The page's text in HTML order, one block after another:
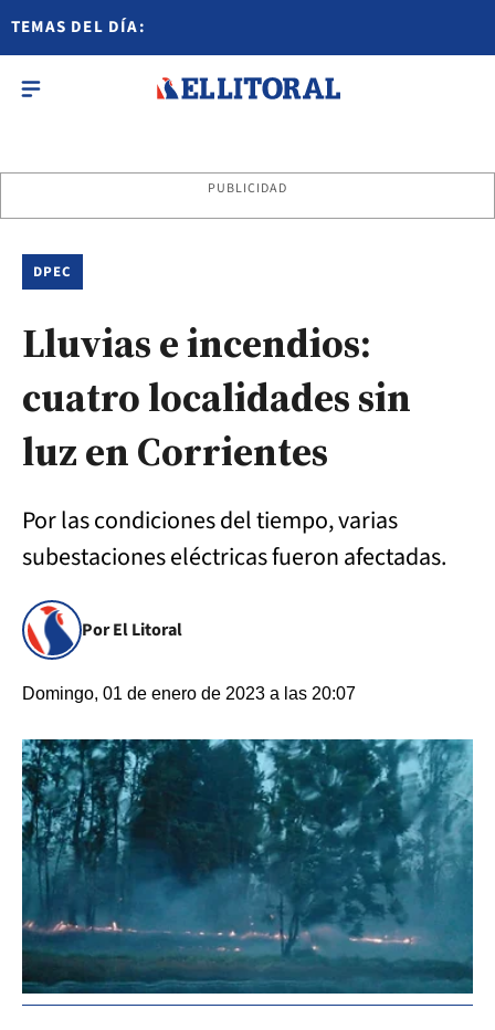
TEMAS DEL DÍA:
PUBLICIDAD
DPEC
Lluvias e incendios:
cuatro localidades sin
luz en Corrientes
Por las condiciones del tiempo, varias
subestaciones eléctricas fueron afectadas.
Por El Litoral
Domingo, 01 de enero de 2023 a las 20:07